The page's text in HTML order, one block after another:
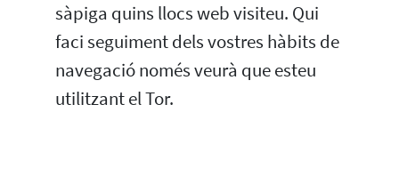
sàpiga quins llocs web visiteu. Qui
faci seguiment dels vostres hàbits de
navegació només veurà que esteu
utilitzant el Tor.